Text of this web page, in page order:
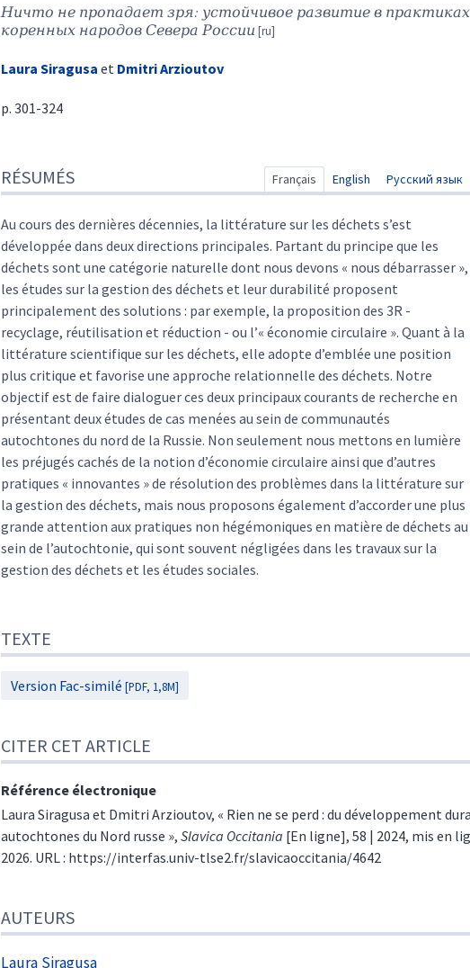
Ничто не пропадает зря: устойчивое развитие в практиках
коренных народов Севера России
Laura Siragusa et DmitriArzioutov
p. 301-324
Index
Texte
Citer cet article
Auteurs
RÉSUMÉS Français English Русский язык
Au cours des dernières décennies, la littérature sur les déchets s’est
développée dans deux directions principales. Partant du principe que les
déchets sont une catégorie naturelle dont nous devons « nous débarrasser »,
les études sur la gestion des déchets et leur durabilité proposent
principalement des solutions : par exemple, la proposition des 3R -
recyclage, réutilisation et réduction - ou l’« économie circulaire ». Quant à la
littérature scientifique sur les déchets, elle adopte d’emblée une position
plus critique et favorise une approche relationnelle des déchets. Notre
objectif est de faire dialoguer ces deux principaux courants de recherche en
présentant deux études de cas menées au sein de communautés
autochtones du nord de la Russie. Non seulement nous mettons en lumière
les préjugés cachés de la notion d’économie circulaire ainsi que d’autres
pratiques « innovantes » de résolution des problèmes dans la littérature sur
la gestion des déchets, mais nous proposons également d’accorder une plus
grande attention aux pratiques non hégémoniques en matière de déchets au
sein de l’autochtonie, qui sont souvent négligées dans les travaux sur la
gestion des déchets et les études sociales.
TEXTE
Version Fac-similé [PDF, 1,8M]
CITER CET ARTICLE
Référence électronique
Laura Siragusa et Dmitri Arzioutov, « Rien ne se perd : du développement
autochtones du Nord russe », Slavica Occitania [En ligne], 58 | 2024, mis en
2026. URL : https://interfas.univ-tlse2.fr/slavicaoccitania/4642
AUTEURS
Laura Siragusa